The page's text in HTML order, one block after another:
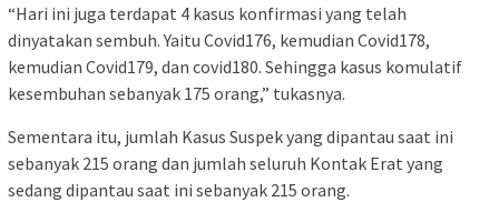
“Hari ini juga terdapat 4 kasus konfirmasi yang telah
dinyatakan sembuh. Yaitu Covid176, kemudian Covid178,
kemudian Covid179, dan covid180. Sehingga kasus komulatif
kesembuhan sebanyak 175 orang,” tukasnya.
Sementara itu, jumlah Kasus Suspek yang dipantau saat ini
sebanyak 215 orang dan jumlah seluruh Kontak Erat yang
sedang dipantau saat ini sebanyak 215 orang.